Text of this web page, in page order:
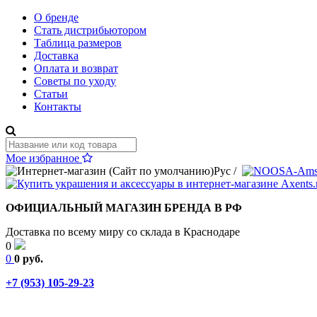
О бренде
Стать дистрибьютором
Таблица размеров
Доставка
Оплата и возврат
Советы по уходу
Статьи
Контакты
Мое избранное
Рус /
ОФИЦИАЛЬНЫЙ МАГАЗИН БРЕНДА В РФ
Доставка по всему миру со склада в Краснодаре
0
0 0 руб.
+7 (953) 105-29-23